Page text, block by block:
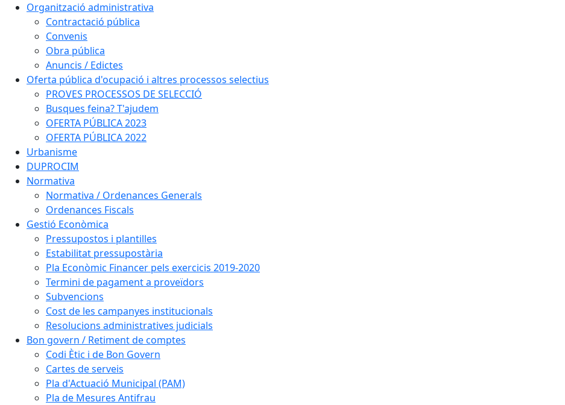
Organització administrativa
Contractació pública
Convenis
Obra pública
Anuncis / Edictes
Oferta pública d'ocupació i altres processos selectius
PROVES PROCESSOS DE SELECCIÓ
Busques feina? T'ajudem
OFERTA PÚBLICA 2023
OFERTA PÚBLICA 2022
Urbanisme
DUPROCIM
Normativa
Normativa / Ordenances Generals
Ordenances Fiscals
Gestió Econòmica
Pressupostos i plantilles
Estabilitat pressupostària
Pla Econòmic Financer pels exercicis 2019-2020
Termini de pagament a proveïdors
Subvencions
Cost de les campanyes institucionals
Resolucions administratives judicials
Bon govern / Retiment de comptes
Codi Ètic i de Bon Govern
Cartes de serveis
Pla d'Actuació Municipal (PAM)
Pla de Mesures Antifrau